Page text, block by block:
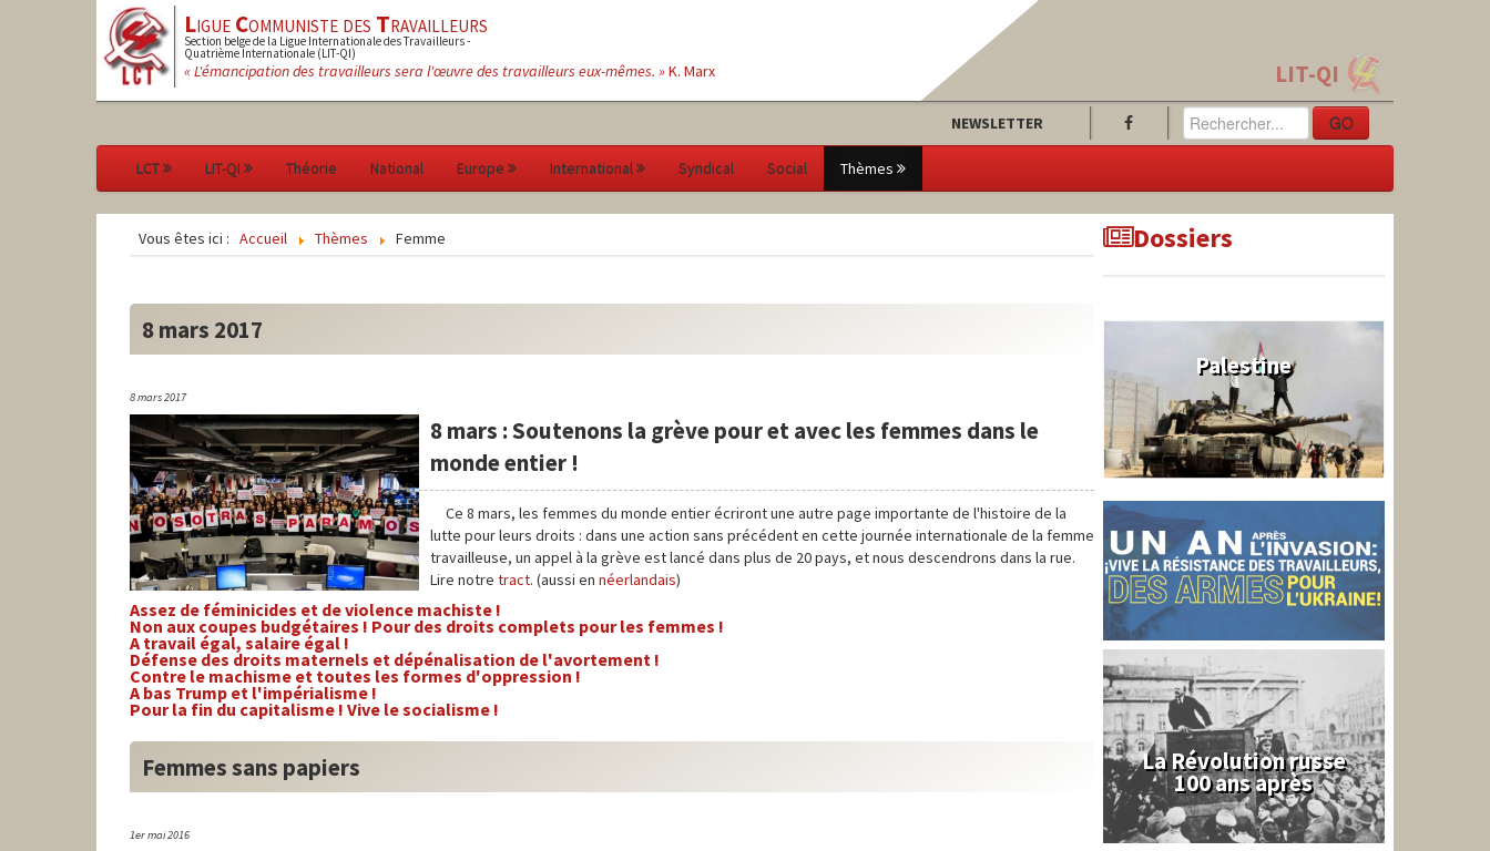
LigueCommuniste des Travailleurs
Section belge de la Ligue Internationale des Travailleurs -
Quatrième Internationale (LIT-QI)
« L'émancipation des travailleurs sera l'œuvre des travailleurs eux-mêmes. »K. Marx LIT-QI
NEWSLETTER GO
LCT LIT-QI Théorie National Europe International Syndical Social Thèmes
Vous êtes ici : Accueil Thèmes Femme
8 mars 2017
8 mars 2017
8 mars : Soutenons la grève pour et avec les femmes dans le
monde entier !
Ce 8 mars, les femmes du monde entier écriront une autre page importante de l'histoire de la
lutte pour leurs droits : dans une action sans précédent en cette journée internationale de la femme
travailleuse, un appel à la grève est lancé dans plus de 20 pays, et nous descendrons dans la rue.
Lire notre tract. (aussi en néerlandais)
Assez de féminicides et de violence machiste !
Non aux coupes budgétaires ! Pour des droits complets pour les femmes !
A travail égal, salaire égal !
Défense des droits maternels et dépénalisation de l'avortement !
Contre le machisme et toutes les formes d'oppression !
A bas Trump et l'impérialisme !
Pour la fin du capitalisme ! Vive le socialisme !
Femmes sans papiers
1er mai 2016
Dossiers
Palestine
La Révolution russe
100 ans après